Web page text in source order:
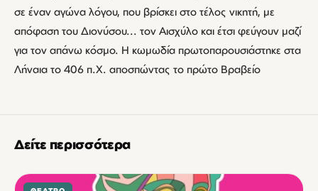
σε έναν αγώνα λόγου, που βρίσκει στο τέλος νικητή, με
απόφαση του Διονύσου... τον Αισχύλο και έτσι φεύγουν μαζί
για τον απάνω κόσμο. Η κωμωδία πρωτοπαρουσιάστηκε στα
Λήναια το 406 π.Χ. αποσπώντας το πρώτο Βραβείο
Δείτε περισσότερα